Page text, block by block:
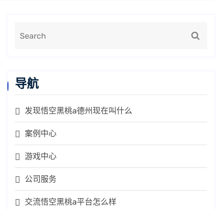
导航
发现悟空黑桃a德州现在叫什么
案例中心
游戏中心
公司服务
交流悟空黑桃a平台怎么样